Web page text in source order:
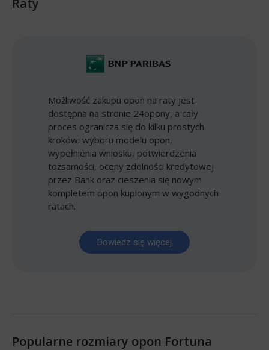
Możliwość zakupu opon na raty jest
dostępna na stronie 24opony, a cały
proces ogranicza się do kilku prostych
kroków: wyboru modelu opon,
wypełnienia wniosku, potwierdzenia
tożsamości, oceny zdolności kredytowej
przez Bank oraz cieszenia się nowym
kompletem opon kupionym w wygodnych
ratach.
Dowiedz się więcej
Popularne rozmiary opon Fortuna